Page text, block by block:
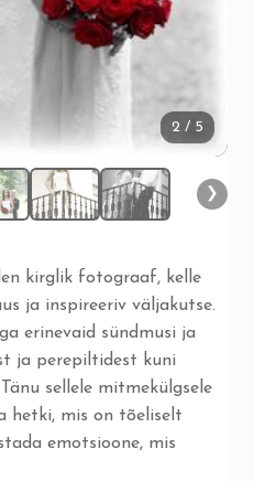
2 / 5
❯
kirglik fotograaf, kelle
ja inspireeriv väljakutse.
erinevaid sündmusi ja
ja perepiltidest kuni
sellele mitmekülgsele
hetki, mis on tõeliselt
emotsioone, mis